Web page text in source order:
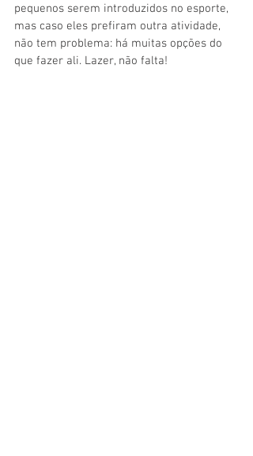
pequenos serem introduzidos no esporte,
mas caso eles prefiram outra atividade,
não tem problema: há muitas opções do
que fazer ali. Lazer, não falta!